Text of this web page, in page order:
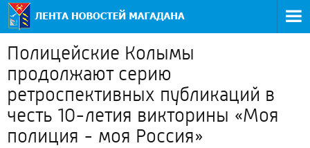
Полицейские Колымы
продолжают серию
ретроспективных публикаций в
честь 10-летия викторины «Моя
полиция - моя Россия»